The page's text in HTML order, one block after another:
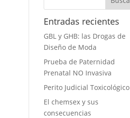
Entradas recientes
GBL y GHB: las Drogas de
Diseño de Moda
Prueba de Paternidad
Prenatal NO Invasiva
Perito Judicial Toxicológico
El chemsex y sus
consecuencias